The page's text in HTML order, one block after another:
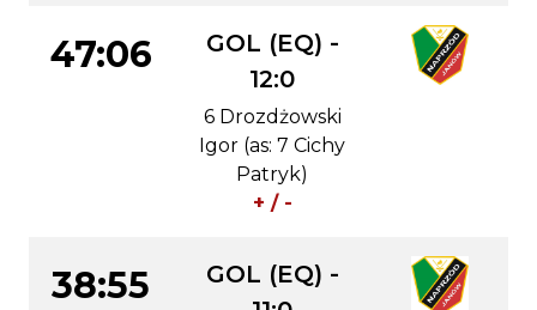
47:06
GOL (EQ) -
12:0
6 Drozdżowski
Igor (as: 7 Cichy
Patryk)
+ / -
38:55
GOL (EQ) -